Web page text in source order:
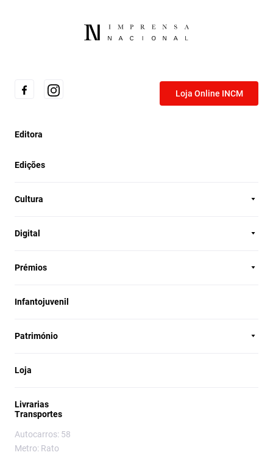
Loja Online INCM
Editora
Edições
Cultura
Digital
Prémios
Infantojuvenil
Património
Loja
Livrarias
Transportes
Autocarros: 58
Metro: Rato